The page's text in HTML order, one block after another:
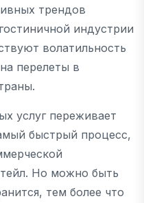
трендов
индустрии
волатильность
перелеты в
услуг переживает
быстрый процесс,
Но можно быть
тем более что